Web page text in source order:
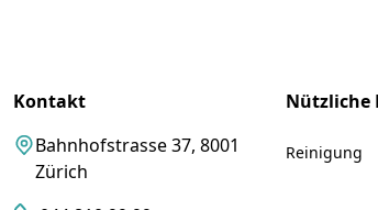
Kontakt
Bahnhofstrasse 37, 8001
Zürich
Nützliche
Reinigung